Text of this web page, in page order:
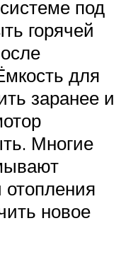
под
горячей
для
заранее и
Многие
новое